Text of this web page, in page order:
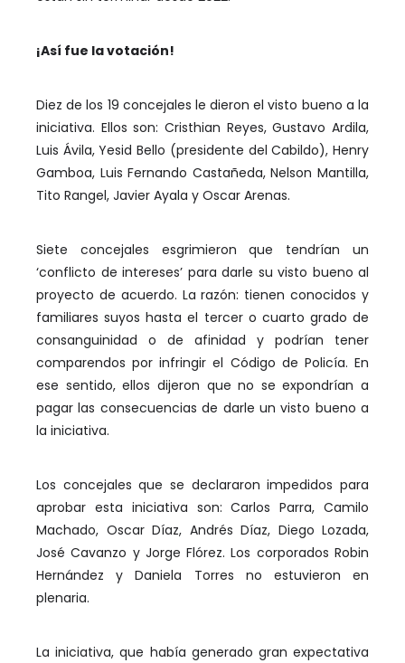
¡Así fue la votación!
Diez de los 19 concejales le dieron el visto bueno a la
iniciativa. Ellos son: Cristhian Reyes, Gustavo Ardila,
Luis Ávila, Yesid Bello (presidente del Cabildo), Henry
Gamboa, Luis Fernando Castañeda, Nelson Mantilla,
Tito Rangel, Javier Ayala y Oscar Arenas.
Siete concejales esgrimieron que tendrían un
‘conflicto de intereses’ para darle su visto bueno al
proyecto de acuerdo. La razón: tienen conocidos y
familiares suyos hasta el tercer o cuarto grado de
consanguinidad o de afinidad y podrían tener
comparendos por infringir el Código de Policía. En
ese sentido, ellos dijeron que no se expondrían a
pagar las consecuencias de darle un visto bueno a
la iniciativa.
Los concejales que se declararon impedidos para
aprobar esta iniciativa son: Carlos Parra, Camilo
Machado, Oscar Díaz, Andrés Díaz, Diego Lozada,
José Cavanzo y Jorge Flórez. Los corporados Robin
Hernández y Daniela Torres no estuvieron en
plenaria.
La iniciativa, que había generado gran expectativa